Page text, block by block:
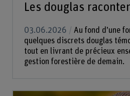
Les douglas
03.06.2026
Au fond d’une
quelques discrets douglas
tout en livrant de précieux
gestion forestière de demain.